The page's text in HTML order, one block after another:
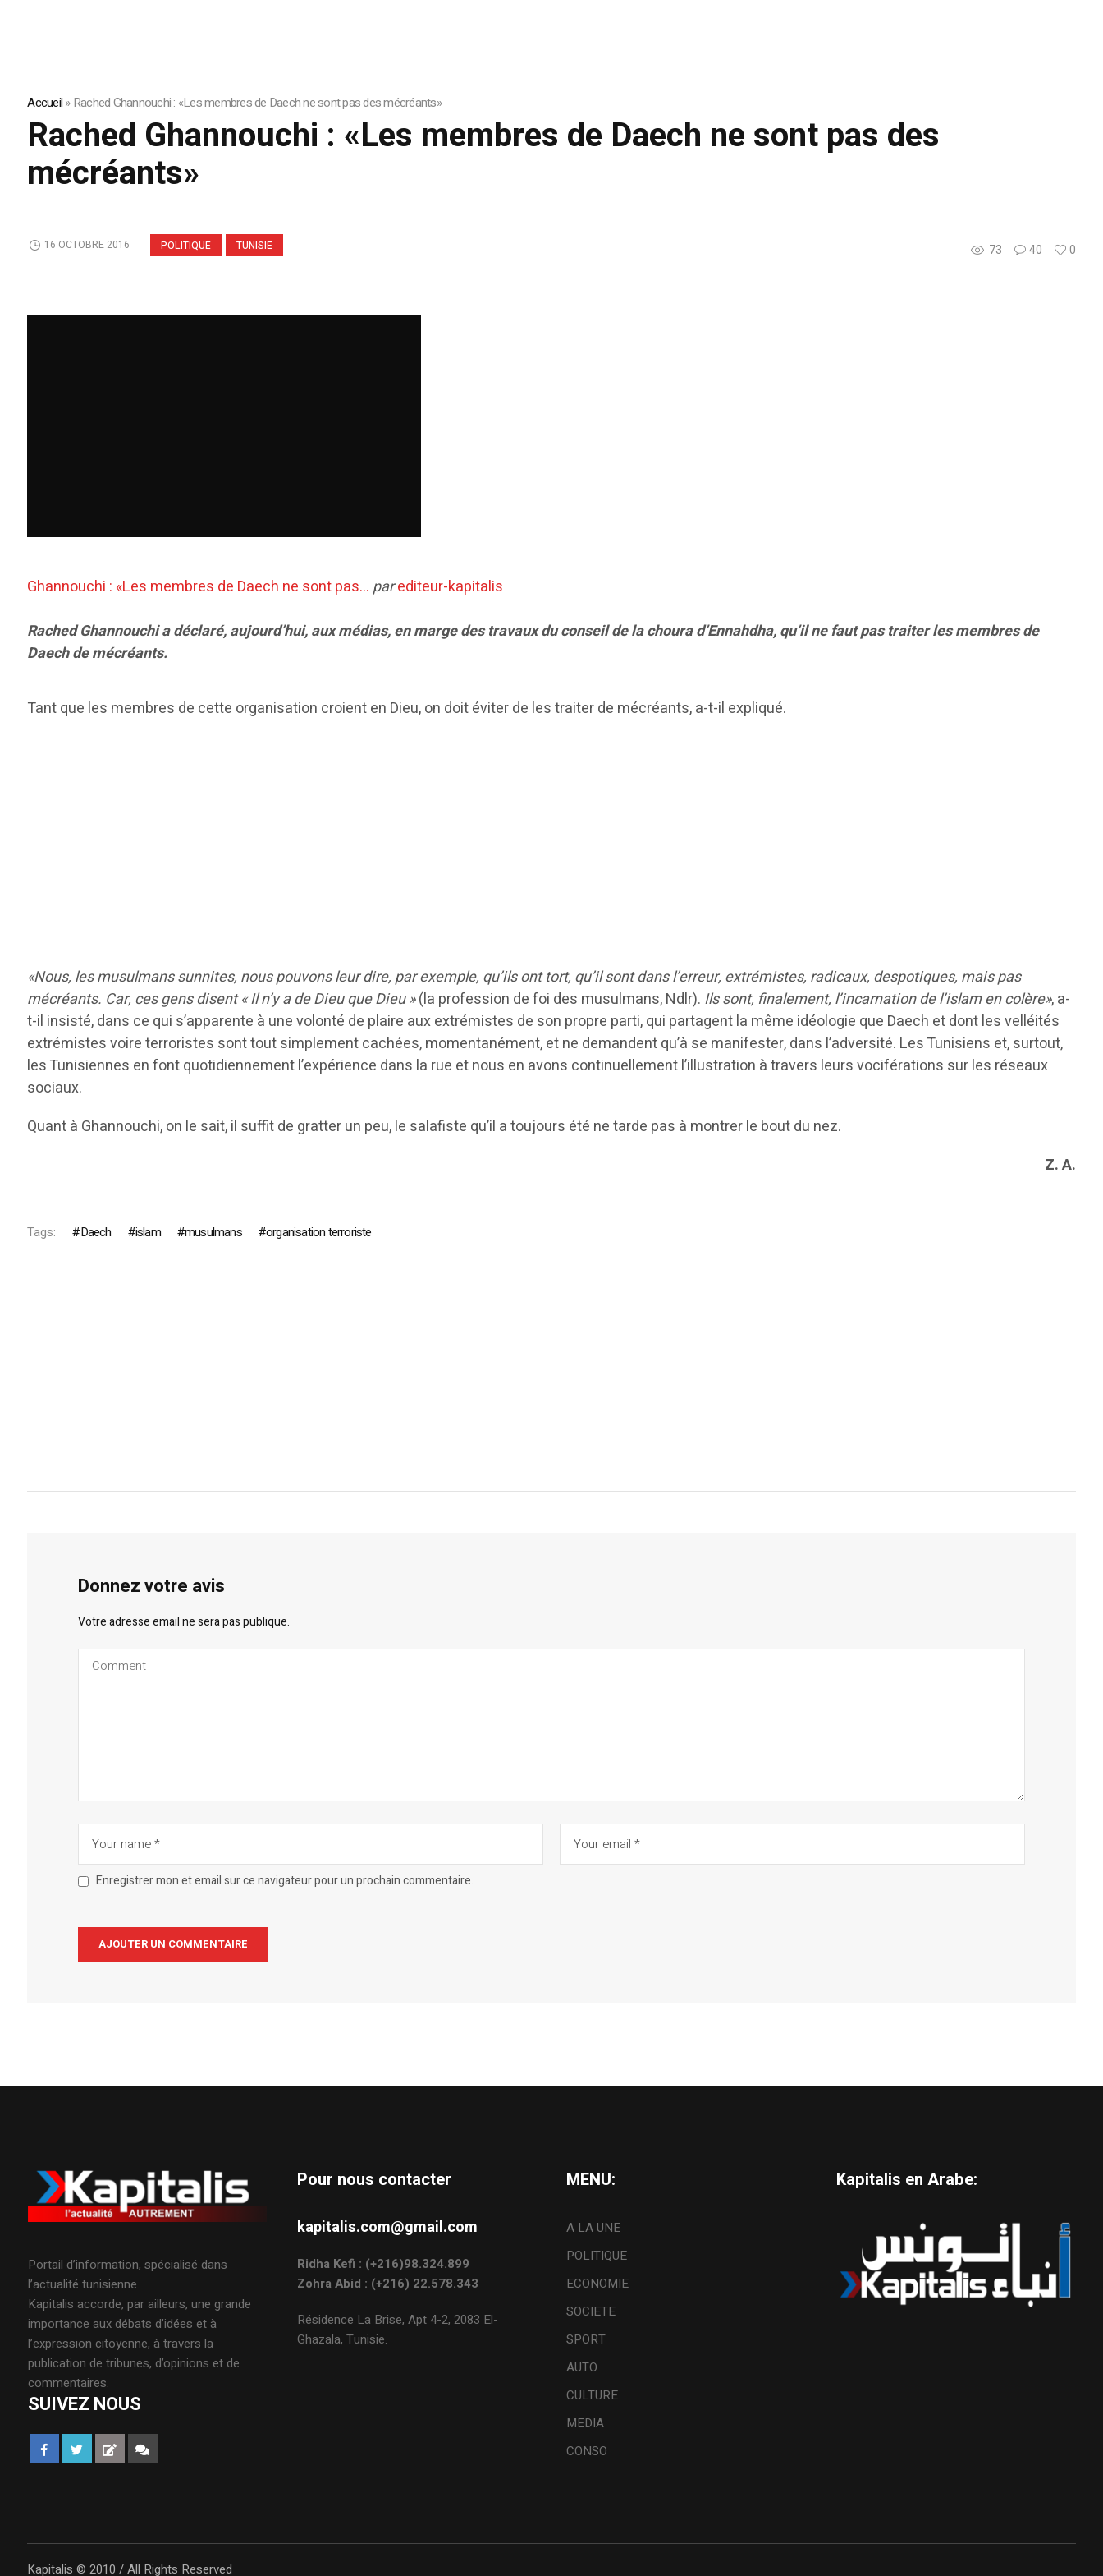
Accueil»Rached Ghannouchi : «Les membres de Daech ne sont pas des mécréants»
Rached Ghannouchi : «Les membres de Daech ne sont pas des
mécréants»
POLITIQUE TUNISIE 73 40 0
16 OCTOBRE 2016
Ghannouchi : «Les membres de Daech ne sont pas… parediteur-kapitalis
Rached Ghannouchi a déclaré, aujourd’hui, aux médias, en marge des travaux du conseil de la choura d’Ennahdha, qu’il ne faut pas traiter les membres de
Daech de mécréants.
Tant que les membres de cette organisation croient en Dieu, on doit éviter de les traiter de mécréants, a-t-il expliqué.
«Nous, les musulmans sunnites, nous pouvons leur dire, par exemple, qu’ils ont tort, qu’il sont dans l’erreur, extrémistes, radicaux, despotiques, mais pas
mécréants. Car, ces gens disent « Il n’y a de Dieu que Dieu »(la profession de foi des musulmans, Ndlr). Ils sont, finalement, l’incarnation de l’islam en colère», a-
t-il insisté, dans ce qui s’apparente à une volonté de plaire aux extrémistes de son propre parti, qui partagent la même idéologie que Daech et dont les velléités
extrémistes voire terroristes sont tout simplement cachées, momentanément, et ne demandent qu’à se manifester, dans l’adversité. Les Tunisiens et, surtout,
les Tunisiennes en font quotidiennement l’expérience dans la rue et nous en avons continuellement l’illustration à travers leurs vociférations sur les réseaux
sociaux.
Quant à Ghannouchi, on le sait, il suffit de gratter un peu, le salafiste qu’il a toujours été ne tarde pas à montrer le bout du nez.
Z. A.
Tags: Daech islam musulmans organisation terroriste
Donnez votre avis
Votre adresse email ne sera pas publique.
Enregistrer mon et email sur ce navigateur pour un prochain commentaire.
Portail d’information, spécialisé dans
l’actualité tunisienne.
Kapitalis accorde, par ailleurs, une grande
importance aux débats d’idées et à
l’expression citoyenne, à travers la
publication de tribunes, d’opinions et de
commentaires.
SUIVEZ NOUS
Pour nous contacter
kapitalis.com@gmail.com
Ridha Kefi : (+216)98.324.899
Zohra Abid : (+216) 22.578.343
Résidence La Brise, Apt 4-2, 2083 El-
Ghazala, Tunisie.
MENU:
A LA UNE
POLITIQUE
ECONOMIE
SOCIETE
SPORT
AUTO
CULTURE
MEDIA
CONSO
Kapitalis en Arabe:
Kapitalis © 2010 / All Rights Reserved